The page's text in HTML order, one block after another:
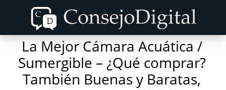
content
primary
sidebar
La Mejor Cámara Acuática /
Sumergible – ¿Qué comprar?
También Buenas y Baratas,